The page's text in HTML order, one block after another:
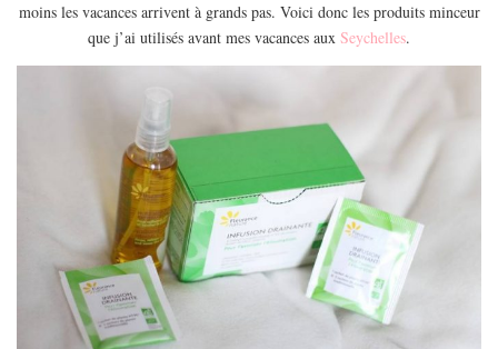
EUROPE
ESPAGNE
HONGRIE
ITALIE
PAYS BAS
RÉPUBLIQUE TCHÈQUE
OCÉANIE
AUSTRALIE
moins les vacances arrivent à grands pas. Voici donc les produits minceur
que j’ai utilisés avant mes vacances aux Seychelles.